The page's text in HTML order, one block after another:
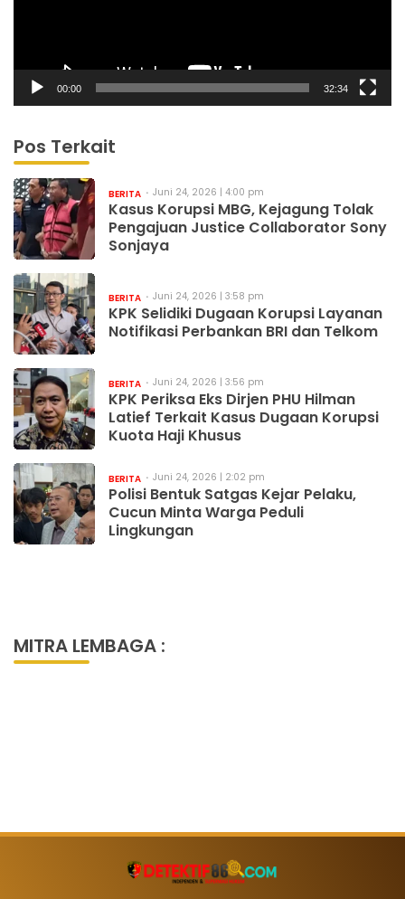
00:00 32:34
Pos Terkait
BERITA Juni 24, 2026 | 4:00 pm
Kasus Korupsi MBG, Kejagung Tolak
Pengajuan Justice Collaborator Sony
Sonjaya
BERITA Juni 24, 2026 | 3:58 pm
KPK Selidiki Dugaan Korupsi Layanan
Notifikasi Perbankan BRI dan Telkom
BERITA Juni 24, 2026 | 3:56 pm
KPK Periksa Eks Dirjen PHU Hilman
Latief Terkait Kasus Dugaan Korupsi
Kuota Haji Khusus
BERITA Juni 24, 2026 | 2:02 pm
Polisi Bentuk Satgas Kejar Pelaku,
Cucun Minta Warga Peduli
Lingkungan
MITRA LEMBAGA :